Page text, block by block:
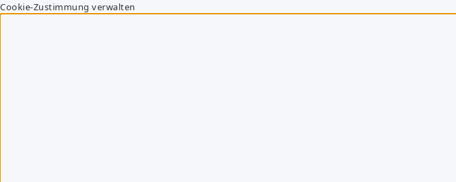
Cookie-Zustimmung verwalten